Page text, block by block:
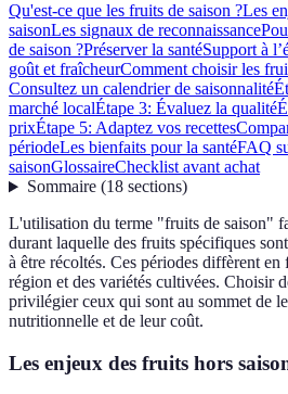
Qu'est-ce que les fruits de saison ?Les
saisonLes signaux de reconnaissance
de saison ?Préserver la santéSupport à
goût et fraîcheurComment choisir les
Consultez un calendrier de saisonnalité
marché localÉtape 3: Évaluez la qualité
prixÉtape 5: Adaptez vos recettes
périodeLes bienfaits pour la santéFAQ
saisonGlossaireChecklist avant achat
Sommaire(18 sections)
L'utilisation du terme "fruits de saison"
durant laquelle des fruits spécifiques
à être récoltés. Ces périodes diffèrent
région et des variétés cultivées. Choisir
privilégier ceux qui sont au sommet de
nutritionnelle et de leur coût.
Les enjeux des fruits hors